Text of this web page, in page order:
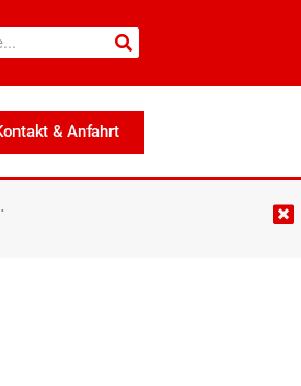
& Anfahrt